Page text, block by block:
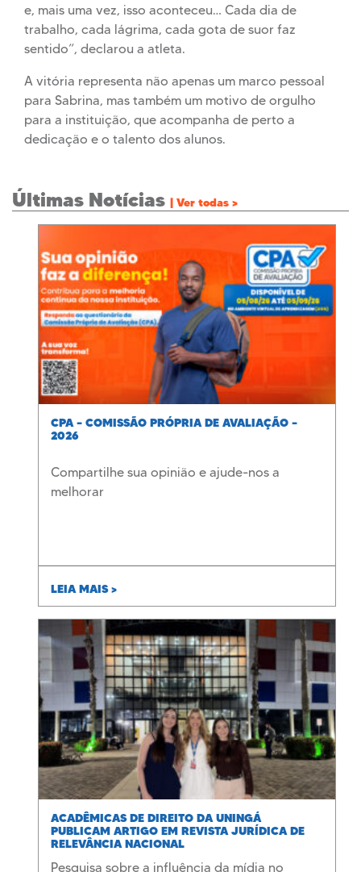
e, mais uma vez, isso aconteceu… Cada dia de
trabalho, cada lágrima, cada gota de suor faz
sentido”, declarou a atleta.
A vitória representa não apenas um marco pessoal
para Sabrina, mas também um motivo de orgulho
para a instituição, que acompanha de perto a
dedicação e o talento dos alunos.
Últimas Notícias | Ver todas >
CPA – COMISSÃO PRÓPRIA DE AVALIAÇÃO –
2026
Compartilhe sua opinião e ajude-nos a
melhorar
LEIA MAIS >
ACADÊMICAS DE DIREITO DA UNINGÁ
PUBLICAM ARTIGO EM REVISTA JURÍDICA DE
RELEVÂNCIA NACIONAL
Pesquisa sobre a influência da mídia no